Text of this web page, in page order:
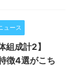
ュース
組成計2】
徴4選がこち